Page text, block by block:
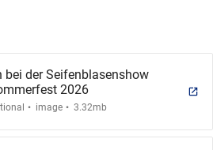
bei der Seifenblasenshow
2026
. image . 3.32mb